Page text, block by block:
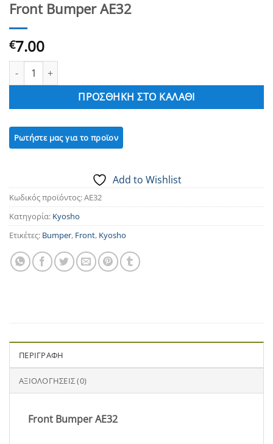
Front Bumper AE32
€7.00
Front Bumper AE32 ποσότητα
ΠΡΟΣΘΉΚΗ ΣΤΟ ΚΑΛΆΘΙ
Add to Wishlist
Κωδικός προϊόντος:AE32
Κατηγορία: Kyosho
Ετικέτες: Bumper, Front, Kyosho
ΠΕΡΙΓΡΑΦΉ
ΑΞΙΟΛΟΓΉΣΕΙΣ (0)
Front Bumper AE32